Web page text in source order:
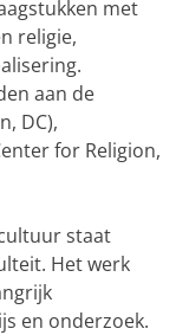
met
religie,
aan de
DC),
for Religion,
staat
Het werk
en onderzoek.